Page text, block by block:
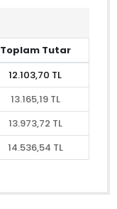
Toplam Tutar
12.103,70 TL
13.165,19 TL
13.973,72 TL
14.536,54 TL